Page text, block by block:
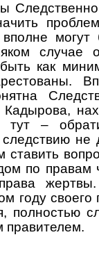
могут
случае
как
–
не
ставить
по правам
году своего
полностью
правителем.